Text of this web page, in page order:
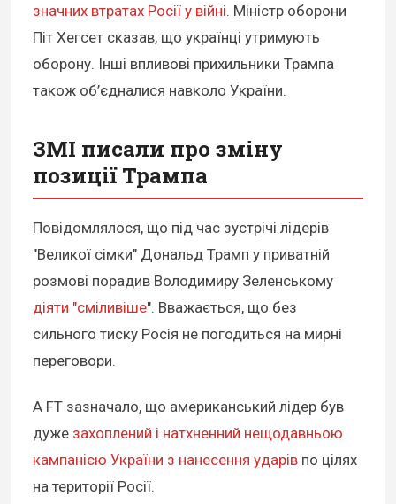
значних втратах Росії у війні. Міністр оборони
Піт Хегсет сказав, що українці утримують
оборону. Інші впливові прихильники Трампа
також об’єдналися навколо України.
ЗМІ писали про зміну
позиції Трампа
Повідомлялося, що під час зустрічі лідерів
"Великої сімки" Дональд Трамп у приватній
розмові порадив Володимиру Зеленському
діяти "сміливіше". Вважається, що без
сильного тиску Росія не погодиться на мирні
переговори.
А FT зазначало, що американський лідер був
дуже захоплений і натхненний нещодавньою
кампанією України з нанесення ударів по цілях
на території Росії.